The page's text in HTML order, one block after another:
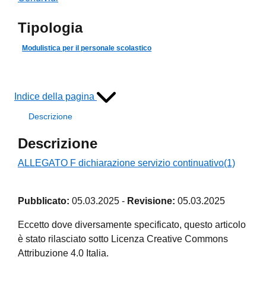
Tipologia
Modulistica per il personale scolastico
Indice della pagina
Descrizione
Descrizione
ALLEGATO F dichiarazione servizio continuativo(1)
Pubblicato: 05.03.2025 - Revisione: 05.03.2025
Eccetto dove diversamente specificato, questo articolo
è stato rilasciato sotto Licenza Creative Commons
Attribuzione 4.0 Italia.